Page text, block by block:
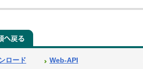
ロード
Web-API